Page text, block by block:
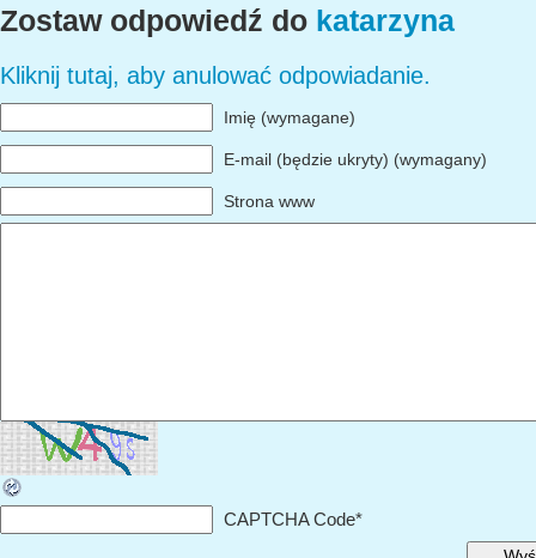
Zostaw odpowiedź do katarzyna
Kliknij tutaj, aby anulować odpowiadanie.
Imię (wymagane)
E-mail (będzie ukryty) (wymagany)
Strona www
CAPTCHA Code*